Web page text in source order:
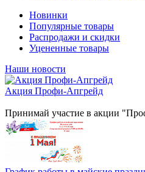
Новинки
Популярные товары
Распродажи и скидки
Уцененные товары
Наши новости
Акция Профи-Апгрейд
Принимай участие в акции